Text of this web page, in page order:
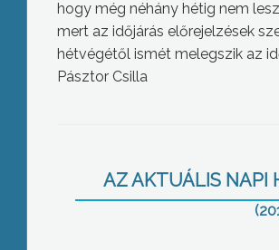
hogy még néhány hétig nem
mert az időjárás előrejelzések
hétvégétől ismét melegszik az
Pásztor Csilla
AZ AKTUÁLIS NAPI